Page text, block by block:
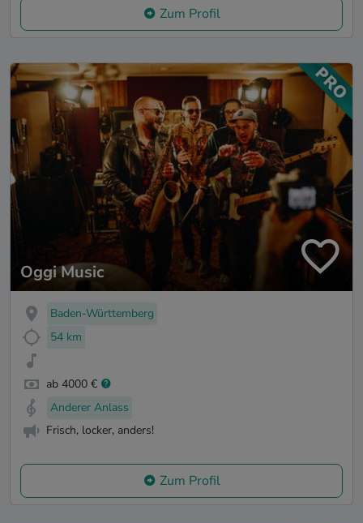
Zum Profil
Oggi Music
Baden-Württemberg
54 km
ab 4000 €
Anderer Anlass
Frisch, locker, anders!
Zum Profil